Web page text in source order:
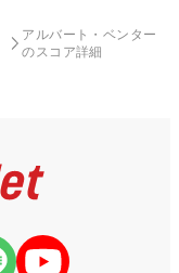
アルバート・ベンター
のスコア詳細